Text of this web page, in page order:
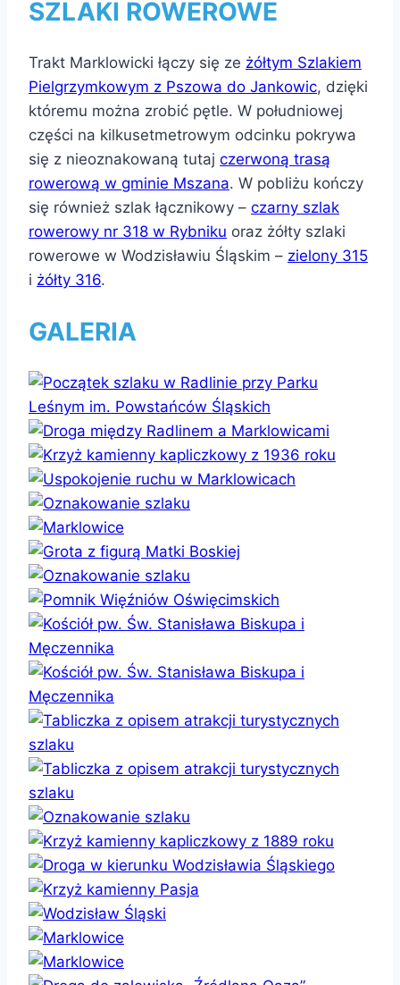
SZLAKI ROWEROWE
Trakt Marklowicki łączy się ze żółtym Szlakiem
Pielgrzymkowym z Pszowa do Jankowic, dzięki
któremu można zrobić pętle. W południowej
części na kilkusetmetrowym odcinku pokrywa
się z nieoznakowaną tutaj czerwoną trasą
rowerową w gminie Mszana. W pobliżu kończy
się również szlak łącznikowy – czarny szlak
rowerowy nr 318 w Rybniku oraz żółty szlaki
rowerowe w Wodzisławiu Śląskim – zielony 315
i żółty 316.
GALERIA